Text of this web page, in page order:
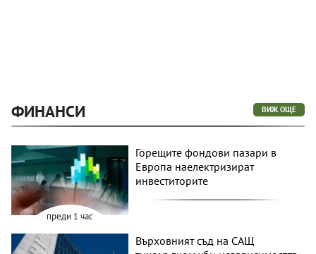
ФИНАНСИ ВИЖ ОЩЕ
преди 1 час
Горещите фондови пазари в
Европа наелектризират
инвеститорите
Върховният съд на САЩ